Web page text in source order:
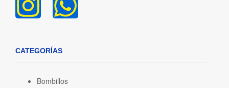
CATEGORÍAS
Bombillos